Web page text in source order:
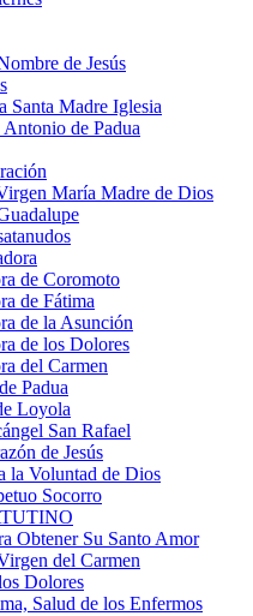
de Jesús
Santa Madre Iglesia
de Padua
María Madre de Dios
de Coromoto
de Fátima
de la Asunción
de los Dolores
del Carmen
Padua
Loyola
San Rafael
de Jesús
la Voluntad de Dios
Socorro
Obtener Su Santo Amor
del Carmen
Dolores
Salud de los Enfermos